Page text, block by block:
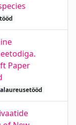
Paper